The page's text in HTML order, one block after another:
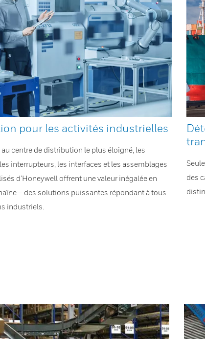
pour les activités industrielles
au centre de distribution le plus éloigné, les
interrupteurs, les interfaces et les assemblages
d’Honeywell offrent une valeur inégalée en
– des solutions puissantes répondant à tous
industriels.
des